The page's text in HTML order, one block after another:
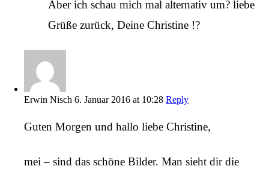
Aber ich schau mich mal alternativ um? liebe
Grüße zurück, Deine Christine !?
Erwin Nisch 6. Januar 2016 at 10:28 Reply
Guten Morgen und hallo liebe Christine,
mei – sind das schöne Bilder. Man sieht dir die